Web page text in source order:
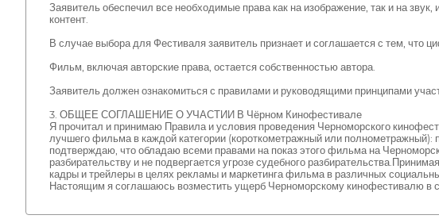
Заявитель обеспечил все необходимые права как на изображение, так и на
контент.
В случае выбора для Фестиваля заявитель признает и соглашается с тем, что
Фильм, включая авторские права, остается собственностью автора.
Заявитель должен ознакомиться с правилами и руководящими принципами
3. ОБЩЕЕ СОГЛАШЕНИЕ О УЧАСТИИ В Чёрном Кинофестивале
Я прочитал и принимаю Правила и условия проведения Черноморского
лучшего фильма в каждой категории (короткометражный или
подтверждаю, что обладаю всеми правами на показ этого фильма на
разбирательству и не подвергается угрозе судебного
кадры и трейлеры в целях рекламы и маркетинга фильма в различных
Настоящим я соглашаюсь возместить ущерб Черноморскому кинофестивалю в